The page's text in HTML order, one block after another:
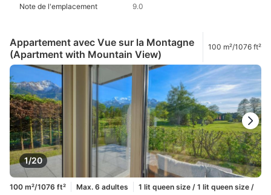
Note de l'emplacement 9.0
Appartement avec Vue sur la Montagne
(Apartment with Mountain View)
100 m²/1076 ft²
1/20
100 m²/1076 ft² Max. 6 adultes
1 lit queen size / 1 lit queen size /